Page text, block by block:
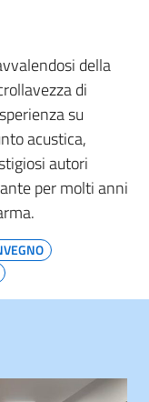
della
di
su
acustica,
autori
per molti anni